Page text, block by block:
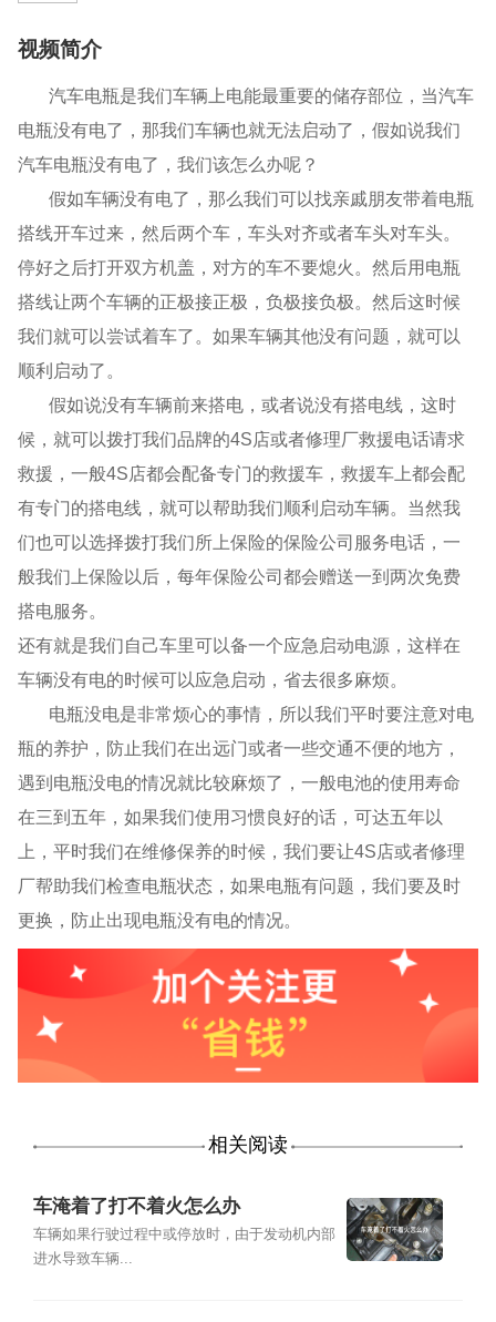
视频简介
汽车电瓶是我们车辆上电能最重要的储存部位，当汽车
电瓶没有电了，那我们车辆也就无法启动了，假如说我们
汽车电瓶没有电了，我们该怎么办呢？
假如车辆没有电了，那么我们可以找亲戚朋友带着电瓶
搭线开车过来，然后两个车，车头对齐或者车头对车头。
停好之后打开双方机盖，对方的车不要熄火。然后用电瓶
搭线让两个车辆的正极接正极，负极接负极。然后这时候
我们就可以尝试着车了。如果车辆其他没有问题，就可以
顺利启动了。
假如说没有车辆前来搭电，或者说没有搭电线，这时
候，就可以拨打我们品牌的4S店或者修理厂救援电话请求
救援，一般4S店都会配备专门的救援车，救援车上都会配
有专门的搭电线，就可以帮助我们顺利启动车辆。当然我
们也可以选择拨打我们所上保险的保险公司服务电话，一
般我们上保险以后，每年保险公司都会赠送一到两次免费
搭电服务。
还有就是我们自己车里可以备一个应急启动电源，这样在
车辆没有电的时候可以应急启动，省去很多麻烦。
电瓶没电是非常烦心的事情，所以我们平时要注意对电
瓶的养护，防止我们在出远门或者一些交通不便的地方，
遇到电瓶没电的情况就比较麻烦了，一般电池的使用寿命
在三到五年，如果我们使用习惯良好的话，可达五年以
上，平时我们在维修保养的时候，我们要让4S店或者修理
厂帮助我们检查电瓶状态，如果电瓶有问题，我们要及时
更换，防止出现电瓶没有电的情况。
相关阅读
车淹着了打不着火怎么办
车辆如果行驶过程中或停放时，由于发动机内部
进水导致车辆...